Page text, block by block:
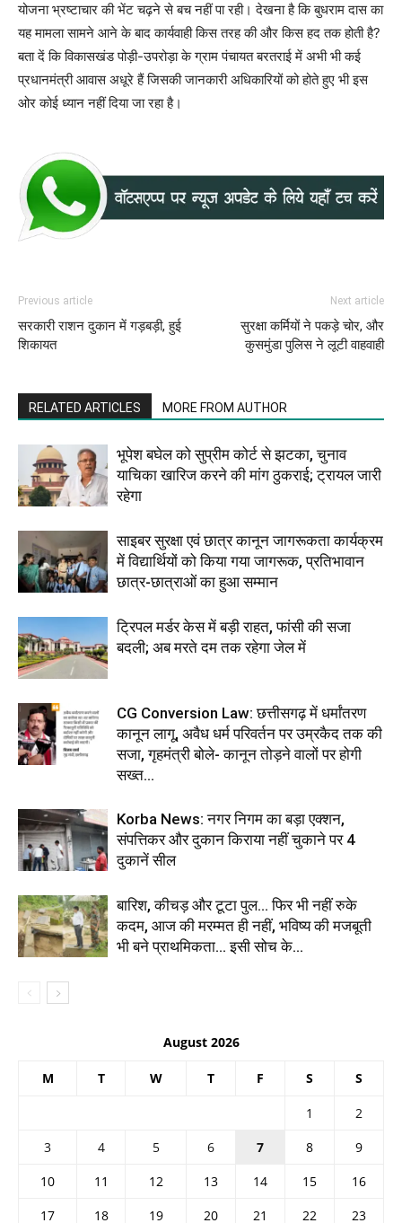
योजना भ्रष्टाचार की भेंट चढ़ने से बच नहीं पा रही। देखना है कि बुधराम दास का
यह मामला सामने आने के बाद कार्यवाही किस तरह की और किस हद तक होती है?
बता दें कि विकासखंड पोड़ी-उपरोड़ा के ग्राम पंचायत बरतराई में अभी भी कई
प्रधानमंत्री आवास अधूरे हैं जिसकी जानकारी अधिकारियों को होते हुए भी इस
ओर कोई ध्यान नहीं दिया जा रहा है।
Previous article
सरकारी राशन दुकान में गड़बड़ी, हुई
शिकायत
Next article
सुरक्षा कर्मियों ने पकड़े चोर, और
कुसमुंडा पुलिस ने लूटी वाहवाही
RELATED ARTICLES MORE FROM AUTHOR
भूपेश बघेल को सुप्रीम कोर्ट से झटका, चुनाव
याचिका खारिज करने की मांग ठुकराई; ट्रायल जारी
रहेगा
साइबर सुरक्षा एवं छात्र कानून जागरूकता कार्यक्रम
में विद्यार्थियों को किया गया जागरूक, प्रतिभावान
छात्र-छात्राओं का हुआ सम्मान
ट्रिपल मर्डर केस में बड़ी राहत, फांसी की सजा
बदली; अब मरते दम तक रहेगा जेल में
CG Conversion Law: छत्तीसगढ़ में धर्मांतरण
कानून लागू, अवैध धर्म परिवर्तन पर उम्रकैद तक की
सजा, गृहमंत्री बोले- कानून तोड़ने वालों पर होगी
सख्त...
Korba News: नगर निगम का बड़ा एक्शन,
संपत्तिकर और दुकान किराया नहीं चुकाने पर 4
दुकानें सील
बारिश, कीचड़ और टूटा पुल… फिर भी नहीं रुके
कदम, आज की मरम्मत ही नहीं, भविष्य की मजबूती
भी बने प्राथमिकता… इसी सोच के...
August 2026
M T W T F S S
1
2
3
4 5 6 7 8
9
10
11 12 13 14 15
16
17
18 19 20 21 22
23